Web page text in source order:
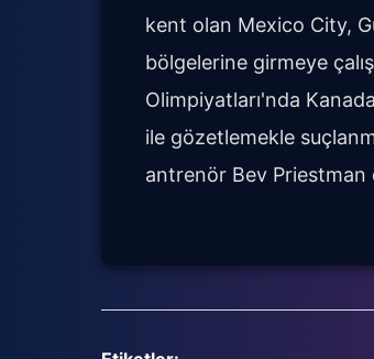
kent olan Mexico City,
bölgelerine girmeye
Olimpiyatları'nda
ile gözetlemekle
antrenör Bev Priestman